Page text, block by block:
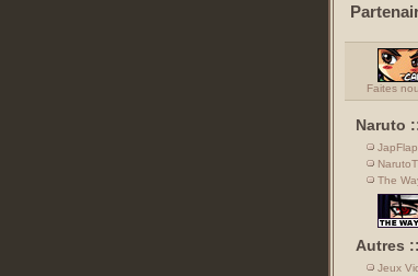
Faites
Naruto
JapFlap
The
Autres ::
Jeux